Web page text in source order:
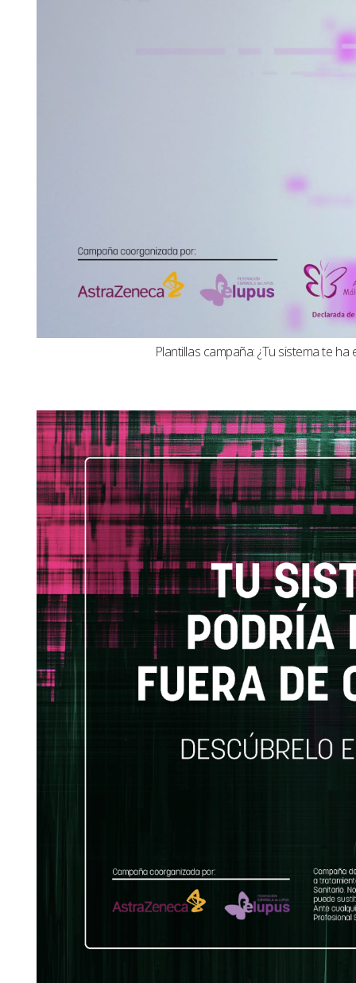
Plantillas campaña: ¿Tu sistema te